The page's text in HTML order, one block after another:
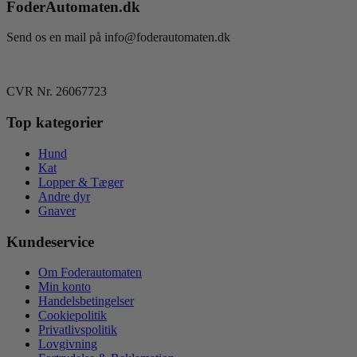
varianter.
kan
FoderAutomaten.dk
Send os en mail på info@foderautomaten.dk
CVR Nr. 26067723
Top kategorier
Hund
Kat
Lopper & Tæger
Andre dyr
Gnaver
Kundeservice
Om Foderautomaten
Min konto
Handelsbetingelser
Cookiepolitik
Privatlivspolitik
Lovgivning